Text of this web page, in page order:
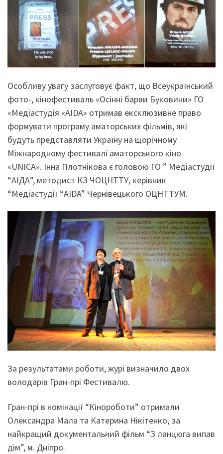
Особливу увагу заслуговує факт, що Всеукраїнський
фото-, кінофестиваль «Осінні барви Буковини» ГО
«Медіастудія «AIDA» отримав ексклюзивне право
формувати програму аматорських фільмів, які
будуть представляти Україну на щорічному
Міжнародному фестивалі аматорського кіно
«UNICA». Інна Плотнікова є головою ГО ” Медіастудії
“АІДА”, методист КЗ ЧОЦНТТУ, керівник
“Медіастудії “AIDA” Чернівецького ОЦНТТУМ.
За результатами роботи, журі визначило двох
володарів Гран-прі Фестивалю.
Гран-прі в номінації “Кінороботи” отримали
Олександра Мала та Катерина Нікітенко, за
найкращий документальний фільм “З ланцюга випав
дім”, м. Дніпро.